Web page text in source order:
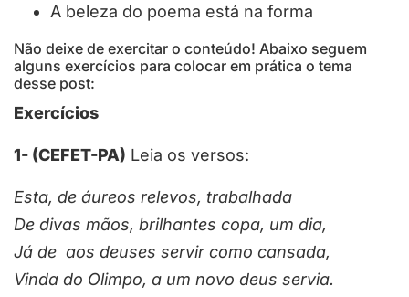
A beleza do poema está na forma
Não deixe de exercitar o conteúdo! Abaixo seguem
alguns exercícios para colocar em prática o tema
desse post:
Exercícios
1- (CEFET-PA) Leia os versos:
Esta, de áureos relevos, trabalhada
De divas mãos, brilhantes copa, um dia,
Já de aos deuses servir como cansada,
Vinda do Olimpo, a um novo deus servia.